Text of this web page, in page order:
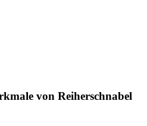
von Reiherschnabel